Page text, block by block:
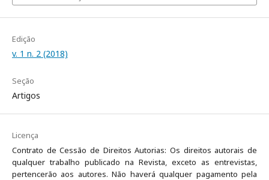
Edição
v. 1 n. 2 (2018)
Seção
Artigos
Licença
Contrato de Cessão de Direitos Autorias: Os direitos autorais de
qualquer trabalho publicado na Revista, exceto as entrevistas,
pertencerão aos autores. Não haverá qualquer pagamento pela